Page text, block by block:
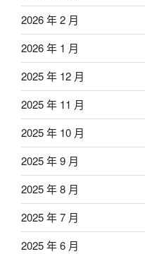
2026 年 2 月
2026 年 1 月
2025 年 12 月
2025 年 11 月
2025 年 10 月
2025 年 9 月
2025 年 8 月
2025 年 7 月
2025 年 6 月